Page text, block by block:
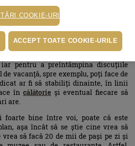
cu prietenii sau familia au plusurile
distra mai mult înconjurată de
pentru a preîntâmpina discuțiile
vacanță, spre exemplu, poți face de
ar fi să stabiliți dinainte, în linii
încălătorie și eventual fiecare să
are.
foarte bine între voi, poate că este
așa încât să se știe cine vrea să
să facă 20 de mii de pași pe zi și
COOKIE-URI
ACCEPT TOATE COOKIE-URILE